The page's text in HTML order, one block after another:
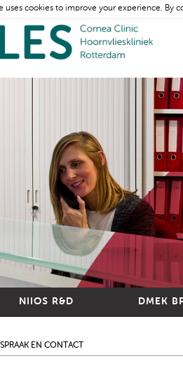
NIIOS R&D DMEK
EN CONTACT
uses cookies to improve your experience.